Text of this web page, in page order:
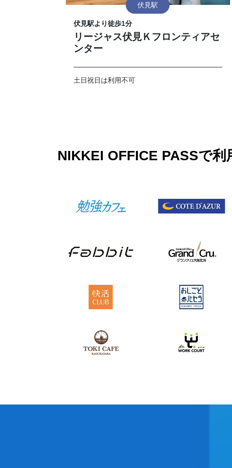
伏見駅
伏見駅より徒歩1分
リージャス伏見Ｋフロンティアセ
ンター
土日祝日は利用不可
NIKKEI OFFICE PASSで